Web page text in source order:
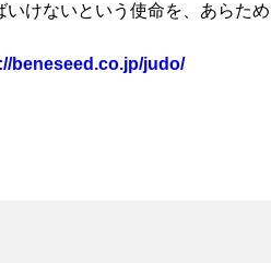
けないという使命を、あらた
beneseed.co.jp/judo/